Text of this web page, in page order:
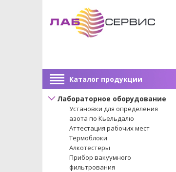
Каталог продукции
Лабораторное оборудование
Установки для определения
азота по Кьельдалю
Аттестация рабочих мест
Термоблоки
Алкотестеры
Прибор вакуумного
фильтрования